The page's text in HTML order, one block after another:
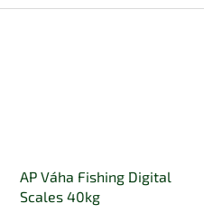
AP Váha Fishing Digital
Scales 40kg